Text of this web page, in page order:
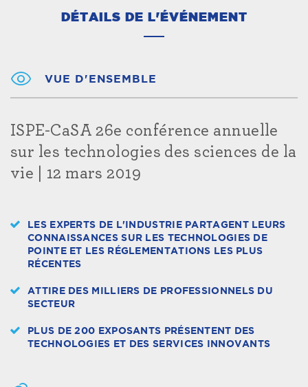
DÉTAILS DE L'ÉVÉNEMENT
VUE D'ENSEMBLE
ISPE-CaSA 26e conférence annuelle
sur les technologies des sciences de la
vie | 12 mars 2019
LES EXPERTS DE L'INDUSTRIE PARTAGENT LEURS
CONNAISSANCES SUR LES TECHNOLOGIES DE
POINTE ET LES RÉGLEMENTATIONS LES PLUS
RÉCENTES
ATTIRE DES MILLIERS DE PROFESSIONNELS DU
SECTEUR
PLUS DE 200 EXPOSANTS PRÉSENTENT DES
TECHNOLOGIES ET DES SERVICES INNOVANTS